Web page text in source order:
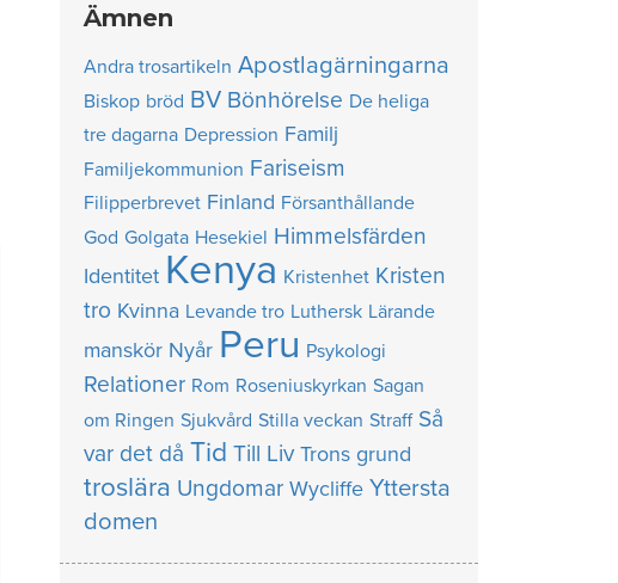
Ämnen
Andra trosartikeln Apostlagärningarna
Biskop bröd BV Bönhörelse De heliga
tre dagarna Depression Familj
Familjekommunion Fariseism
Filipperbrevet Finland Försanthållande
God Golgata Hesekiel Himmelsfärden
Identitet Kenya Kristenhet Kristen
tro Kvinna Levande tro Luthersk Lärande
manskör Nyår Peru Psykologi
Relationer Rom Roseniuskyrkan Sagan
om Ringen Sjukvård Stilla veckan Straff Så
var det då Tid Till Liv Trons grund
troslära Ungdomar Wycliffe Yttersta
domen